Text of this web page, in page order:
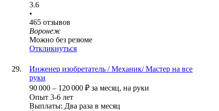
3.6
•
465 отзывов
Воронеж
Можно без резюме
Откликнуться
Инженер изобретатель / Механик/ Мастер на все
руки
90 000 – 120 000 ₽ за месяц, на руки
Опыт 3-6 лет
Выплаты: Два раза в месяц